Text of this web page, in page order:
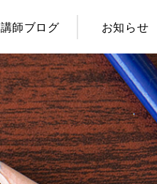
講師ブログ お知らせ